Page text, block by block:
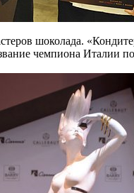
шоколада.
чемпиона Италии